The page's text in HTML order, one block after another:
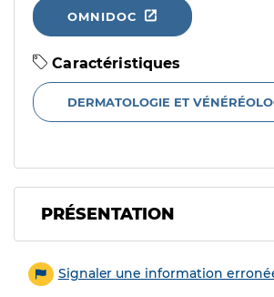
OMNIDOC
Caractéristiques
DERMATOLOGIE ET
PRÉSENTATION
Signaler une information